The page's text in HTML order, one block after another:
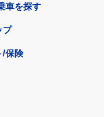
車を探す
プ
/保険